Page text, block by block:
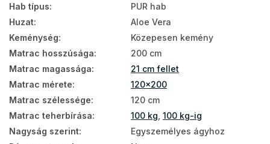
Kemény matracok
Zónás matracok
Nagy matracok
7 zónás matracok
Szivacs matrac 120x200
Olcsó matrac 120x200
Hab típus:
PUR hab
Huzat:
Aloe Vera
Keménység:
Közepesen kemény
Matrac hosszúsága:
200 cm
Matrac magassága:
21 cm fellet
Matrac mérete:
120x200
Matrac szélessége:
120 cm
Matrac teherbírása: 100 kg 100 kg-ig
Nagyság szerint:
Egyszemélyes ágyhoz